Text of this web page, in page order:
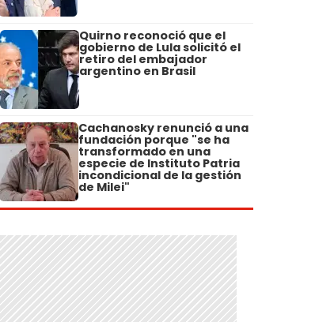
Quirno reconoció que el
gobierno de Lula solicitó el
retiro del embajador
argentino en Brasil
Cachanosky renunció a una
fundación porque "se ha
transformado en una
especie de Instituto Patria
incondicional de la gestión
de Milei"